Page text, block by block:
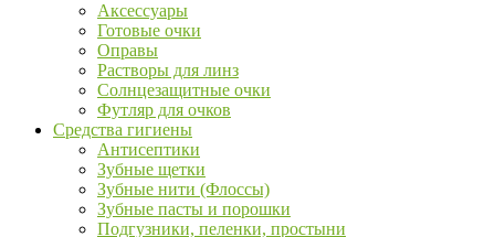
Аксессуары
Готовые очки
Оправы
Растворы для линз
Солнцезащитные очки
Футляр для очков
Средства гигиены
Антисептики
Зубные щетки
Зубные нити (Флоссы)
Зубные пасты и порошки
Подгузники, пеленки, простыни